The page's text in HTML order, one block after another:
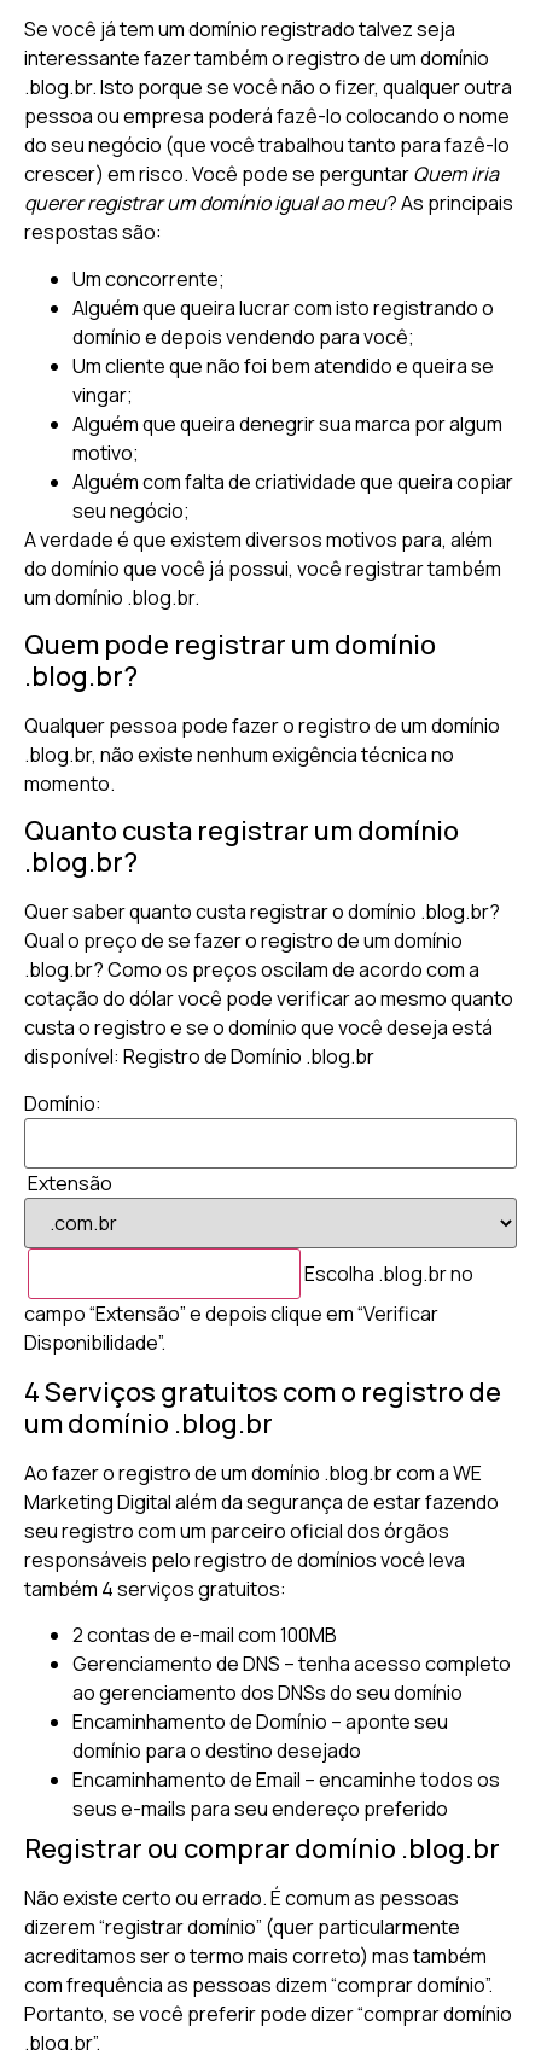
Se você já tem um domínio registrado talvez seja
interessante fazer também o registro de um domínio
.blog.br. Isto porque se você não o fizer, qualquer outra
pessoa ou empresa poderá fazê-lo colocando o nome
do seu negócio (que você trabalhou tanto para fazê-lo
crescer) em risco. Você pode se perguntarQuem iria
querer registrar um domínio igual ao meu? As principais
respostas são:
Um concorrente;
Alguém que queira lucrar com isto registrando o
domínio e depois vendendo para você;
Um cliente que não foi bem atendido e queira se
vingar;
Alguém que queira denegrir sua marca por algum
motivo;
Alguém com falta de criatividade que queira copiar
seu negócio;
A verdade é que existem diversos motivos para, além
do domínio que você já possui, você registrar também
um domínio .blog.br.
Quem pode registrar um domínio
.blog.br?
Qualquer pessoa pode fazer o registro de um domínio
.blog.br, não existe nenhum exigência técnica no
momento.
Quanto custa registrar um domínio
.blog.br?
Quer saber quanto custa registrar o domínio .blog.br?
Qual o preço de se fazer o registro de um domínio
.blog.br? Como os preços oscilam de acordo com a
cotação do dólar você pode verificar ao mesmo quanto
custa o registro e se o domínio que você deseja está
disponível: Registro de Domínio .blog.br
Domínio:
Extensão
Escolha .blog.br no
campo “Extensão” e depois clique em “Verificar
Disponibilidade”.
4 Serviços gratuitos com o registro de
um domínio .blog.br
Ao fazer o registro de um domínio .blog.br com a WE
Marketing Digital além da segurança de estar fazendo
seu registro com um parceiro oficial dos órgãos
responsáveis pelo registro de domínios você leva
também 4 serviços gratuitos:
2 contas de e-mail com 100MB
Gerenciamento de DNS – tenha acesso completo
ao gerenciamento dos DNSs do seu domínio
Encaminhamento de Domínio – aponte seu
domínio para o destino desejado
Encaminhamento de Email – encaminhe todos os
seus e-mails para seu endereço preferido
Registrar ou comprar domínio .blog.br
Não existe certo ou errado. É comum as pessoas
dizerem “registrar domínio” (quer particularmente
acreditamos ser o termo mais correto) mas também
com frequência as pessoas dizem “comprar domínio”.
Portanto, se você preferir pode dizer “comprar domínio
.blog.br”.